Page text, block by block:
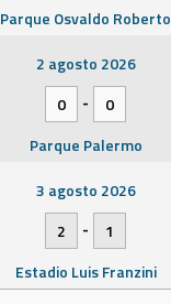
Parque Osvaldo Roberto
2 agosto 2026
0
-
0
Parque Palermo
3 agosto 2026
2
-
1
Estadio Luis Franzini